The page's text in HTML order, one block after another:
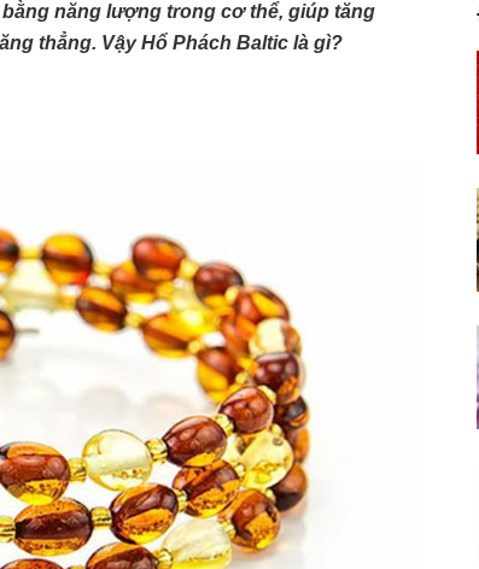
năng lượng trong cơ thể, giúp tăng
thẳng. Vậy Hổ Phách Baltic là gì?